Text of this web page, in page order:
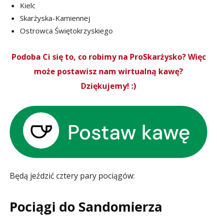
Kielc
Skarżyska-Kamiennej
Ostrowca Świętokrzyskiego
Podoba Ci się to, co robimy na ProSkarżysko? Więc
może postawisz nam wirtualną kawę?
Dziękujemy! :)
Będą jeździć cztery pary pociągów:
Pociągi do Sandomierza